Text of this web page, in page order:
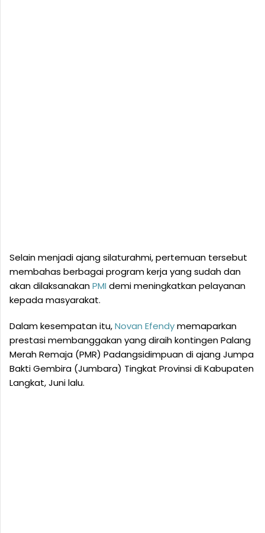
Selain menjadi ajang silaturahmi, pertemuan tersebut
membahas berbagai program kerja yang sudah dan
akan dilaksanakanPMI demi meningkatkan pelayanan
kepada masyarakat.
Dalam kesempatan itu,Novan Efendymemaparkan
prestasi membanggakan yang diraih kontingen Palang
Merah Remaja (PMR) Padangsidimpuan di ajang Jumpa
Bakti Gembira (Jumbara) Tingkat Provinsi di Kabupaten
Langkat, Juni lalu.